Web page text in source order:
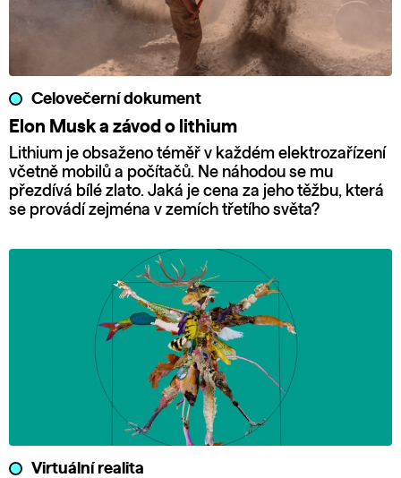
Celovečerní dokument
Elon Musk a závod o lithium
Lithium je obsaženo téměř v každém elektrozařízení
včetně mobilů a počítačů. Ne náhodou se mu
přezdívá bílé zlato. Jaká je cena za jeho těžbu, která
se provádí zejména v zemích třetího světa?
Virtuální realita